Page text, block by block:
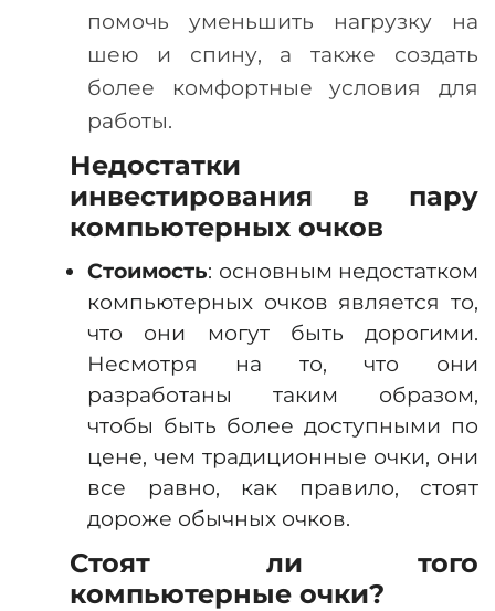
помочь уменьшить нагрузку на
шею и спину, а также создать
более комфортные условия для
работы.
Недостатки
инвестирования в пару
компьютерных очков
Стоимость: основным недостатком
компьютерных очков является то,
что они могут быть дорогими.
Несмотря на то, что они
разработаны таким образом,
чтобы быть более доступными по
цене, чем традиционные очки, они
все равно, как правило, стоят
дороже обычных очков.
Стоят ли того
компьютерные очки?